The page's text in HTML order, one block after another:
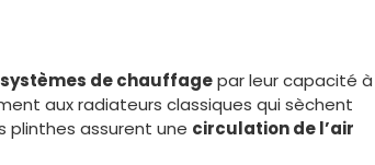
systèmes de chauffagepar leur capacité à
aux radiateurs classiques qui sèchent
plinthes assurent une circulation de l’air